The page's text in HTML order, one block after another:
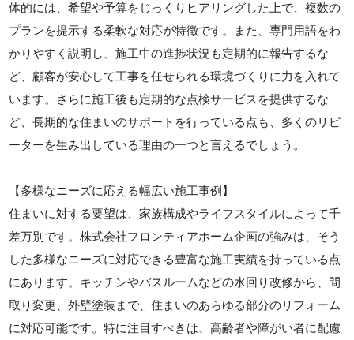
体的には、希望や予算をじっくりヒアリングした上で、複数の
プランを提示する柔軟な対応が特徴です。また、専門用語をわ
かりやすく説明し、施工中の進捗状況も定期的に報告するな
ど、顧客が安心して工事を任せられる環境づくりに力を入れて
います。さらに施工後も定期的な点検サービスを提供するな
ど、長期的な住まいのサポートを行っている点も、多くのリピ
ーターを生み出している理由の一つと言えるでしょう。
【多様なニーズに応える幅広い施工事例】
住まいに対する要望は、家族構成やライフスタイルによって千
差万別です。株式会社フロンティアホーム企画の強みは、そう
した多様なニーズに対応できる豊富な施工実績を持っている点
にあります。キッチンやバスルームなどの水回り改修から、間
取り変更、外壁塗装まで、住まいのあらゆる部分のリフォーム
に対応可能です。特に注目すべきは、高齢者や障がい者に配慮